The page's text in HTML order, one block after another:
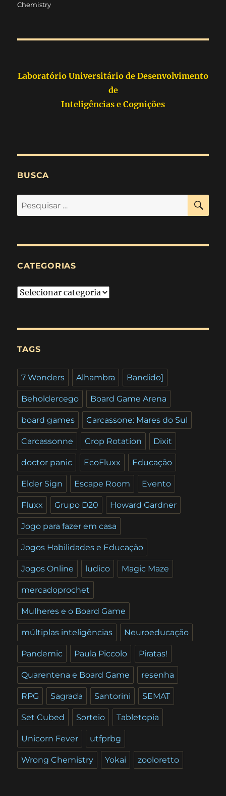
Chemistry
Laboratório Universitário de Desenvolvimento
de
Inteligências e Cognições
BUSCA
Pesquisar
por:
CATEGORIAS
Categorias
TAGS
7 Wonders Alhambra Bandido]
Beholdercego Board Game Arena
board games Carcassone: Mares do Sul
Carcassonne Crop Rotation Dixit
doctor panic EcoFluxx Educação
Elder Sign Escape Room Evento
Fluxx Grupo D20 Howard Gardner
Jogo para fazer em casa
Jogos Habilidades e Educação
Jogos Online ludico Magic Maze
mercadoprochet
Mulheres e o Board Game
múltiplas inteligências Neuroeducação
Pandemic Paula Piccolo Piratas!
Quarentena e Board Game resenha
RPG Sagrada Santorini SEMAT
Set Cubed Sorteio Tabletopia
Unicorn Fever utfprbg
Wrong Chemistry Yokai zooloretto